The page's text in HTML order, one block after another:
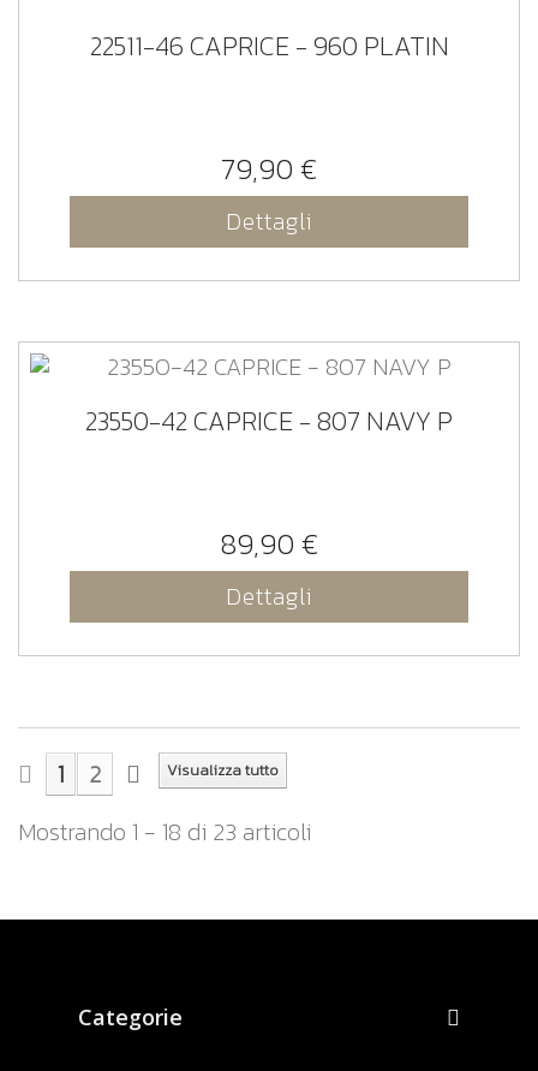
22511-46 CAPRICE - 960 PLATIN
79,90 €
Dettagli
23550-42 CAPRICE - 807 NAVY P
89,90 €
Dettagli
Visualizza tutto
1
2
Mostrando 1 - 18 di 23 articoli
Categorie